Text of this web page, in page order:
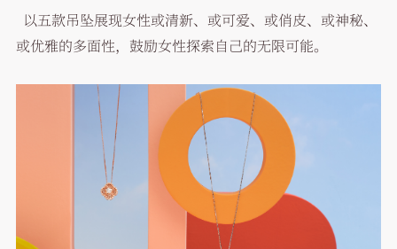
以五款吊坠展现女性或清新、或可爱、或俏皮、或神秘、
或优雅的多面性，鼓励女性探索自己的无限可能。